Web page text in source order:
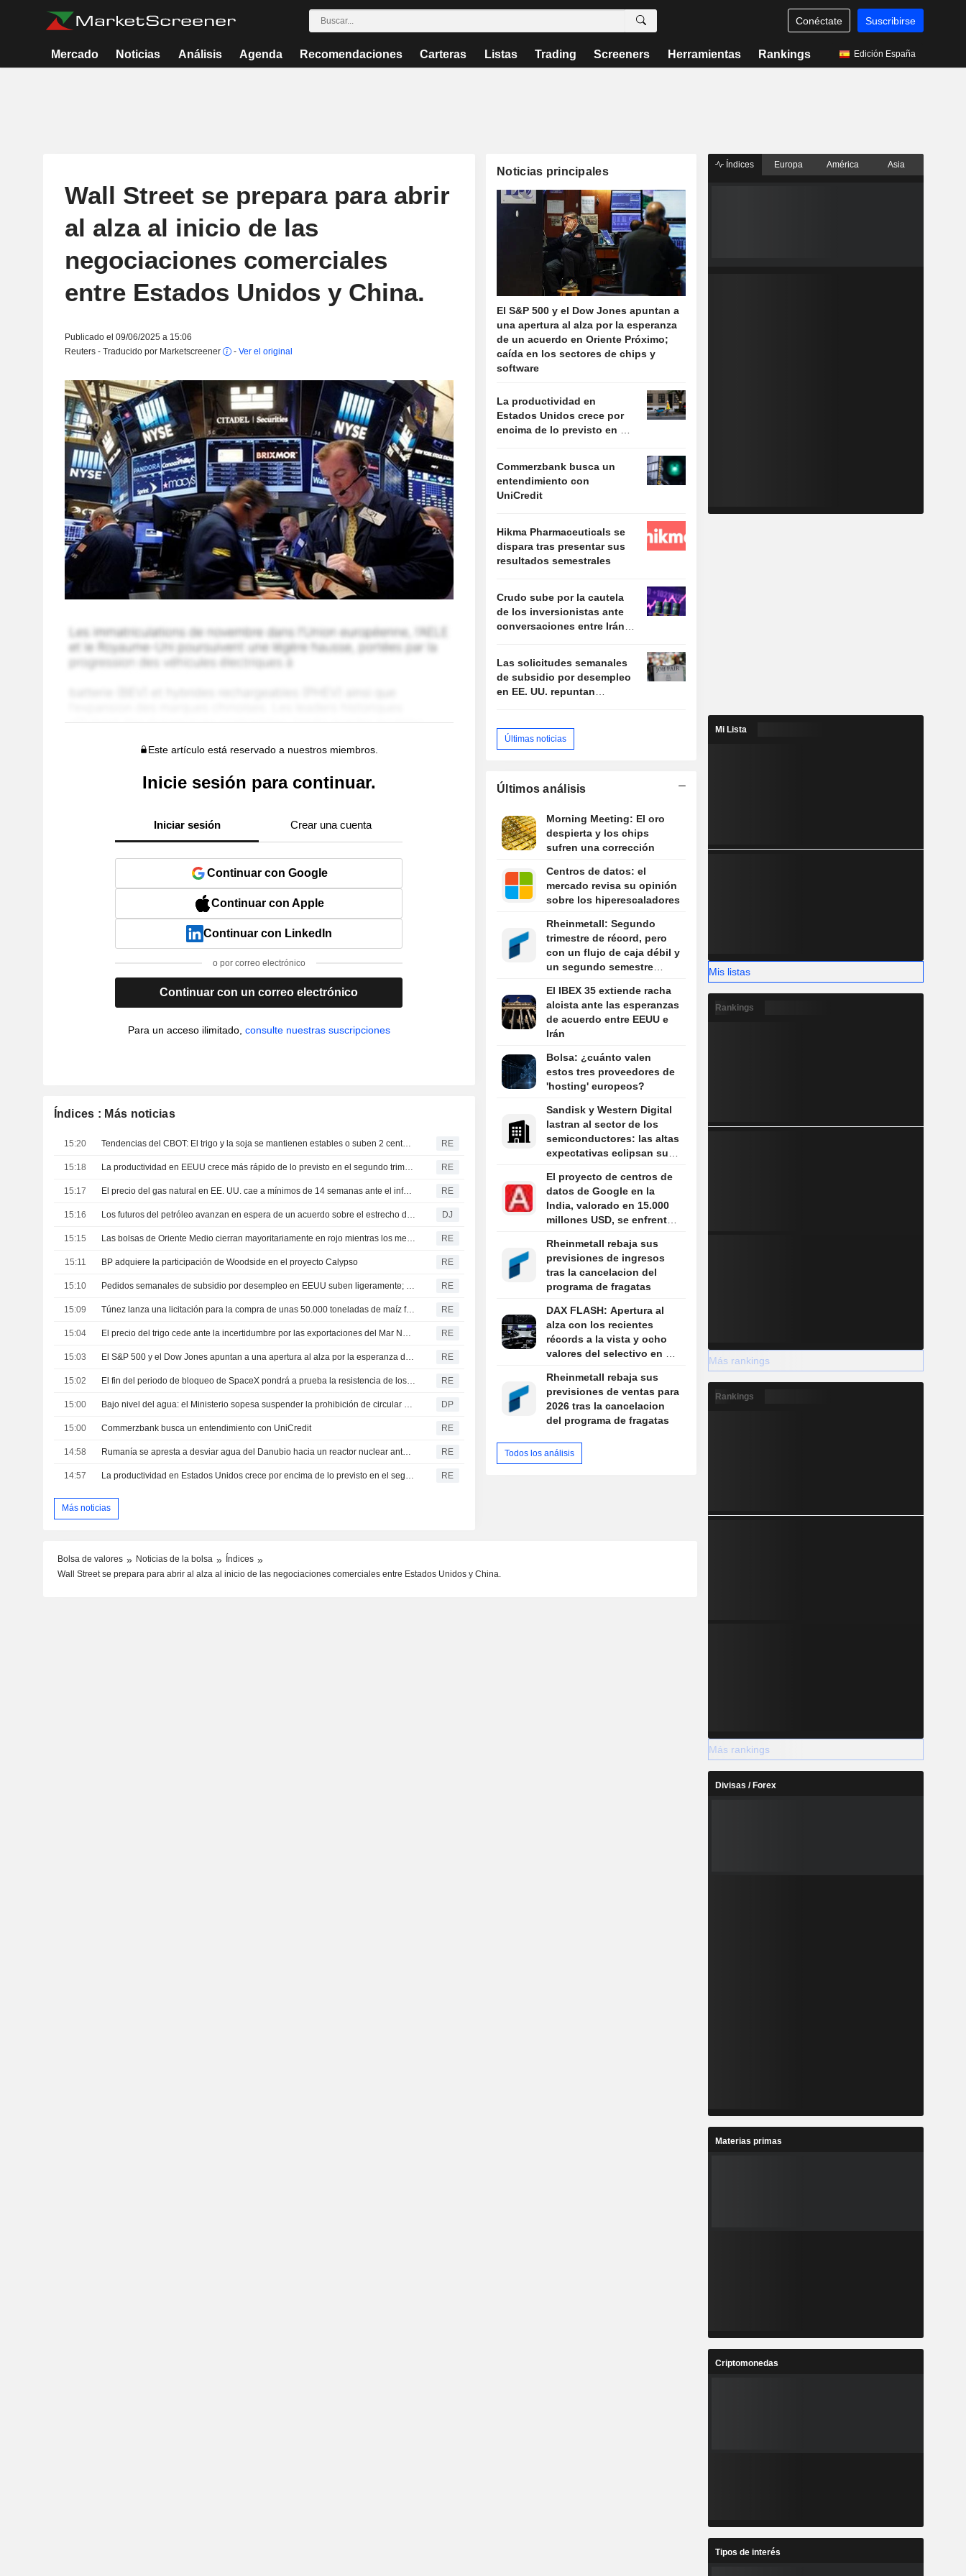
Conéctate Suscribirse
Mercado Noticias Análisis Agenda Recomendaciones Carteras Listas Trading Screeners Herramientas Rankings Edición España
Wall Street se prepara para abrir
al alza al inicio de las
negociaciones comerciales
entre Estados Unidos y China.
Publicado el 09/06/2025 a 15:06
Reuters - Traducido por Marketscreener
- Ver el original
Este artículo está reservado a nuestros miembros.
Inicie sesión para continuar.
Iniciar sesión Crear una cuenta
Continuar con Google
Continuar con Apple
Continuar con LinkedIn
o por correo electrónico
Continuar con un correo electrónico
Para un acceso ilimitado, consulte nuestras suscripciones
Índices : Más noticias
15:20 RE
15:18 RE
15:17 El precio del gas natural en EE. UU. cae a mínimos de 14 semanas ante el informe de inventarios RE
15:16 DJ
15:15 RE
15:11 BP adquiere la participación de Woodside en el proyecto Calypso RE
15:10 RE
15:09 Túnez lanza una licitación para la compra de unas 50.000 toneladas de maíz forrajero RE
15:04 RE
15:03 RE
15:02 RE
15:00 DP
15:00 Commerzbank busca un entendimiento con UniCredit RE
14:58 RE
14:57 RE
Más noticias
Noticias principales
El S&P 500 y el Dow Jones apuntan a
una apertura al alza por la esperanza
de un acuerdo en Oriente Próximo;
caída en los sectores de chips y
software
La productividad en
Estados Unidos crece por
encima de lo previsto en el
Commerzbank busca un
entendimiento con
UniCredit
Hikma Pharmaceuticals se
dispara tras presentar sus
resultados semestrales
Crudo sube por la cautela
de los inversionistas ante
conversaciones entre Irán y
Las solicitudes semanales
de subsidio por desempleo
en EE. UU. repuntan
Últimas noticias
Últimos análisis
Morning Meeting: El oro
despierta y los chips
sufren una corrección
Centros de datos: el
mercado revisa su opinión
sobre los hiperescaladores
Rheinmetall: Segundo
trimestre de récord, pero
con un flujo de caja débil y
un segundo semestre
El IBEX 35 extiende racha
alcista ante las esperanzas
de acuerdo entre EEUU e
Irán
Bolsa: ¿cuánto valen
estos tres proveedores de
'hosting' europeos?
Sandisk y Western Digital
lastran al sector de los
semiconductores: las altas
expectativas eclipsan sus
El proyecto de centros de
datos de Google en la
India, valorado en 15.000
millones USD, se enfrenta
la fauna
Rheinmetall rebaja sus
previsiones de ingresos
tras la cancelacion del
programa de fragatas
DAX FLASH: Apertura al
alza con los recientes
récords a la vista y ocho
valores del selectivo en el
Rheinmetall rebaja sus
previsiones de ventas para
2026 tras la cancelacion
del programa de fragatas
Todos los análisis
Bolsa de valores Noticias de la bolsa
Índices
Wall Street se prepara para abrir al alza al inicio de las negociaciones comerciales entre Estados Unidos y China.
Índices Europa América Asia
Mi Lista
Mis listas
Rankings
Más rankings
Rankings
Más rankings
Divisas / Forex
Materias primas
Criptomonedas
Tipos de interés